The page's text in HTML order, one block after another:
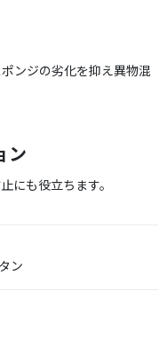
ンジの劣化を抑え異物混
ン
にも役立ちます。
ン